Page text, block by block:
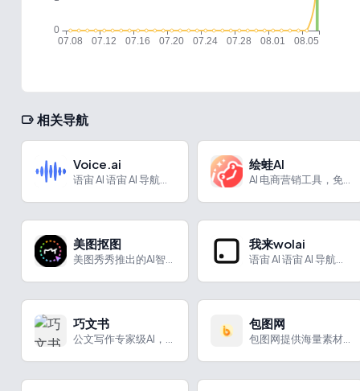
相关导航
Voice.ai 绘蛙AI
美图抠图 我来wolai
巧文书 包图网